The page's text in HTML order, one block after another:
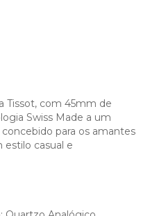
Tissot, com 45mm de
Swiss Made a um
para os amantes
estilo casual e